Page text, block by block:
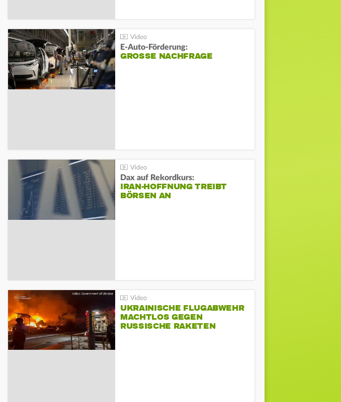
E-Auto-Förderung:
GROSSE NACHFRAGE
Dax auf Rekordkurs:
IRAN-HOFFNUNG TREIBT
BÖRSEN AN
UKRAINISCHE FLUGABWEHR
MACHTLOS GEGEN
RUSSISCHE RAKETEN